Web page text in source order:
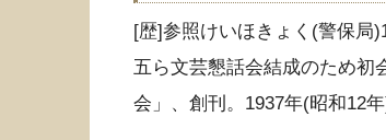
[歴]参照けいほきょく(警保局
五ら文芸懇話会結成のため初
会」、創刊。1937年(昭和12年